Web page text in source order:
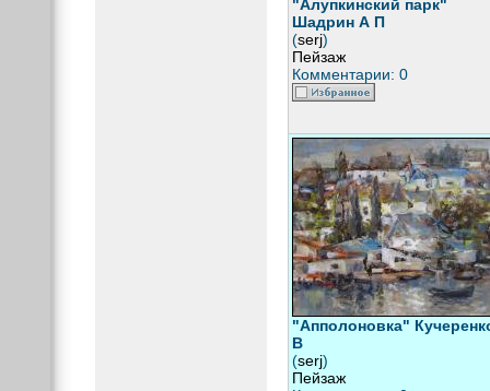
"Алупкинский парк"
Шадрин А П
(serj)
Пейзаж
Комментарии: 0
"Апполоновка"
В
(serj)
Пейзаж